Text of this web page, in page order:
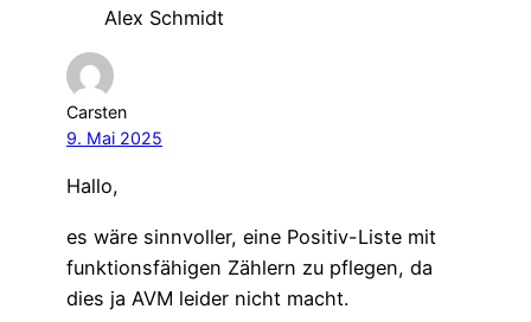
Alex Schmidt
Carsten
9. Mai 2025
Hallo,
es wäre sinnvoller, eine Positiv-Liste mit
funktionsfähigen Zählern zu pflegen, da
dies ja AVM leider nicht macht.